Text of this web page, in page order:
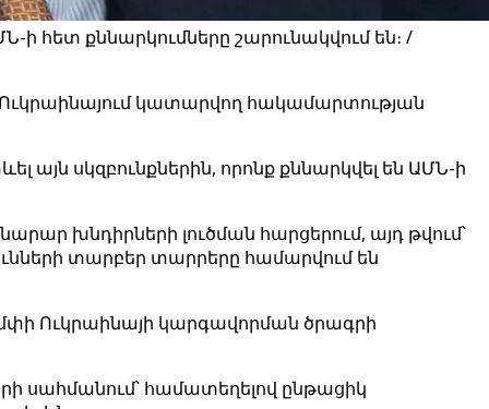
հետ քննարկումները շարունակվում են։ /
կատարվող հակամարտության
այն սկզբունքներին, որոնք քննարկվել են ԱՄՆ-ի
խնդիրների լուծման հարցերում, այդ թվում՝
տարբեր տարրերը համարվում են
Ուկրաինայի կարգավորման ծրագրի
սահմանում՝ համատեղելով ընթացիկ